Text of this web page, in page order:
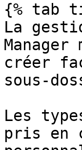
{% tab
La
créer
sous-
Les
pris en